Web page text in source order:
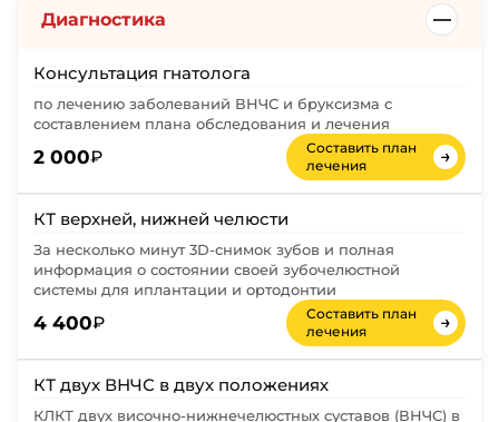
Диагностика
Консультация гнатолога
по лечению заболеваний ВНЧС и бруксизма с
составлением плана обследования и лечения
2 000₽
Составить план
лечения
→
КТ верхней, нижней челюсти
За несколько минут 3D-снимок зубов и полная
информация о состоянии своей зубочелюстной
системы для иплантации и ортодонтии
4 400₽
Составить план
лечения
→
КТ двух ВНЧС в двух положениях
КЛКТ двух височно-нижнечелюстных суставов (ВНЧС) в